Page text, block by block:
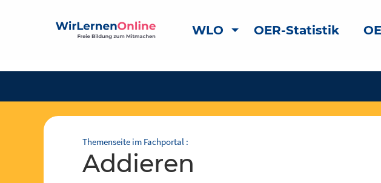
WLO OER-Statistik
Themenseite im Fachportal :
addieren